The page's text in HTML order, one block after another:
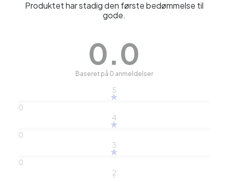
Produktet har stadig den første bedømmelse til
gode.
0.0
Baseret på 0 anmeldelser
5
0
4
0
3
0
2